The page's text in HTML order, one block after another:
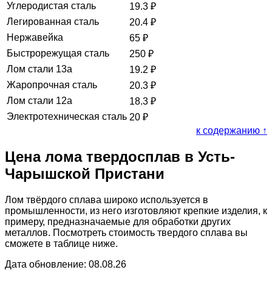
Углеродистая сталь
19.3 ₽
Легированная сталь
20.4 ₽
Нержавейка
65 ₽
Быстрорежущая сталь
250 ₽
Лом стали 13а
19.2 ₽
Жаропрочная сталь
20.3 ₽
Лом стали 12а
18.3 ₽
Электротехническая сталь 20 ₽
к содержанию ↑
Цена лома твердосплав в Усть-
Чарышской Пристани
Лом твёрдого сплава широко используется в
промышленности, из него изготовляют крепкие изделия, к
примеру, предназначаемые для обработки других
металлов. Посмотреть стоимость твердого сплава вы
сможете в таблице ниже.
Дата обновление: 08.08.26